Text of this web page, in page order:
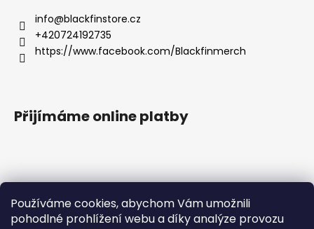
Používáme cookies, abychom Vám umožnili
pohodlné prohlížení webu a díky analýze provozu
info@blackfinstore.cz
+420724192735
https://www.facebook.com/Blackfinmerch
Přijímáme online platby
Základní zásady ochrany osobních údajů |